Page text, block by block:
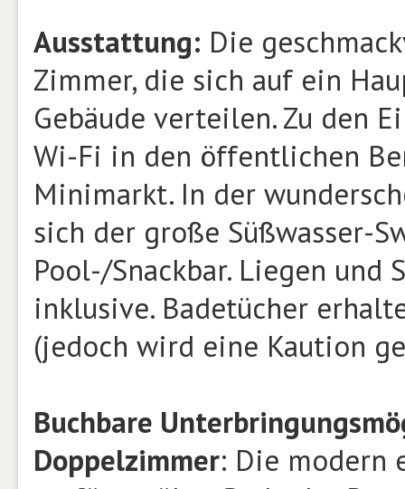
Ausstattung: Die
Zimmer, die sich auf ein
Gebäude verteilen. Zu den
Wi-Fi in den öffentlichen
Minimarkt. In der
sich der große Süßwasser-
Pool-/Snackbar. Liegen und
inklusive. Badetücher
(jedoch wird eine Kaution
Buchbare
Doppelzimmer: Die modern